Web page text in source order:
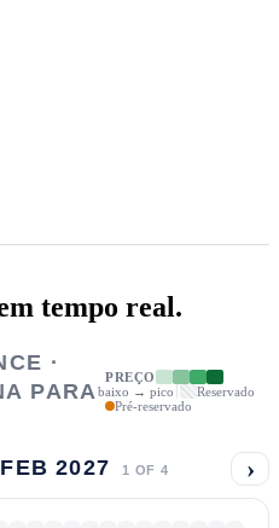
tempo real.
·
PARA
PREÇO
baixo → pico
Reservado
Pré-reservado
2027 1 OF 4 ›